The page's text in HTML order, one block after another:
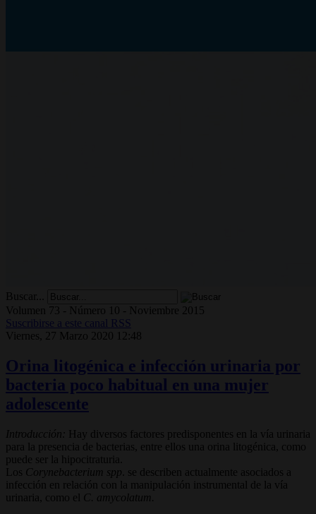
Buscar...
Volumen 73 - Número 10 - Noviembre 2015
Suscribirse a este canal RSS
Viernes, 27 Marzo 2020 12:48
Orina litogénica e infección urinaria por
bacteria poco habitual en una mujer
adolescente
Introducción:
Hay diversos factores predisponentes en la vía urinaria
para la presencia de bacterias, entre ellos una orina litogénica, como
puede ser la hipocitraturia.
Los Corynebacterium spp . se describen actualmente asociados a
infección en relación con la manipulación instrumental de la vía
urinaria, como el C. amycolatum.